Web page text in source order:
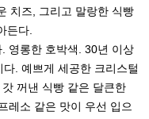
치즈, 그리고 말랑한 식빵
든다.
영롱한 호박색. 30년 이상
. 예쁘게 세공한 크리스털
꺼낸 식빵 같은 달큰한
레소 같은 맛이 우선 입으